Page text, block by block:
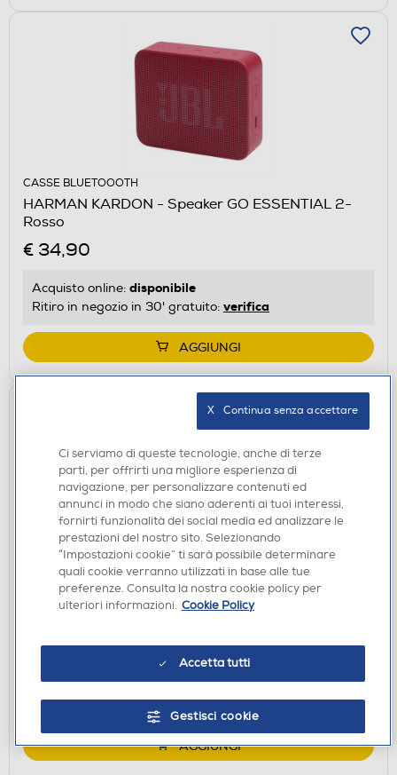
CASSE BLUETOOOTH
HARMAN KARDON - Speaker GO ESSENTIAL 2-
Rosso
€ 34,90
Acquisto online: disponibile
Ritiro in negozio in 30' gratuito: verifica
AGGIUNGI
CASSE BLUETOOOTH
HARMAN KARDON - Diffusore compatto
€ 49,90
Acquisto online:disponibile
Ritiro in negozio in 30' gratuito: verifica
AGGIUNGI
Ci serviamo di queste tecnologie, anche di terze
parti, per offrirti una migliore esperienza di
navigazione, per personalizzare contenuti ed
annunci in modo che siano aderenti ai tuoi interessi,
fornirti funzionalità dei social media ed analizzare le
prestazioni del nostro sito. Selezionando
“Impostazioni cookie” ti sarà possibile determinare
quali cookie verranno utilizzati in base alle tue
preferenze. Consulta la nostra cookie policy per
ulteriori informazioni. Cookie Policy
Accetta tutti
Gestisci cookie
X   Continua senza accettare